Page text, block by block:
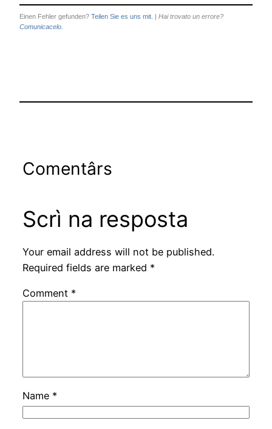
Einen Fehler gefunden? Teilen Sie es uns mit. | Hai trovato un errore?
Comunicacelo.
Comentârs
Scrì na resposta
Your email address will not be published.
Required fields are marked *
Comment *
Name *